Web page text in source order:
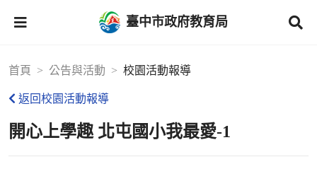
臺中市政府教育局
首頁 公告與活動 校園活動報導
返回校園活動報導
開心上學趣 北屯國小我最愛-1